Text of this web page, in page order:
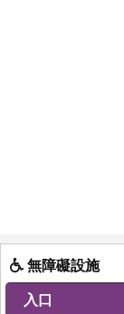
無障礙設施
入口